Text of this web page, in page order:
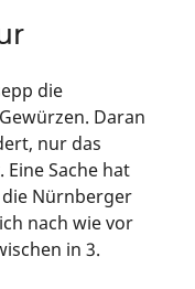
die
Daran
nur das
Sache hat
Nürnberger
nach wie vor
in 3.